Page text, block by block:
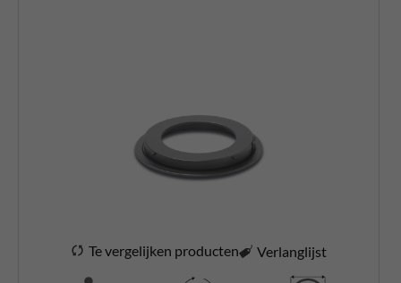
Te vergelijken producten Verlanglijst